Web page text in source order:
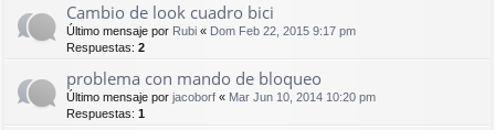
Cambio de look cuadro bici
Último mensaje por Rubi « Dom Feb 22, 2015 9:17 pm
Respuestas: 2
problema con mando de bloqueo
Último mensaje por jacoborf « Mar Jun 10, 2014 10:20 pm
Respuestas: 1